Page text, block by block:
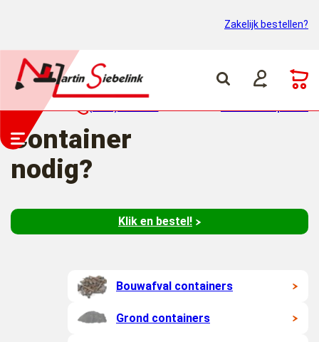
Zakelijk bestellen?
Container
nodig?
Klik en bestel!
Bouwafval containers
Grond containers